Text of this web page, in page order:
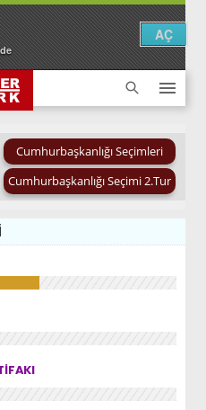
AÇ
Cumhurbaşkanlığı Seçimleri
Cumhurbaşkanlığı Seçimi 2.Tur